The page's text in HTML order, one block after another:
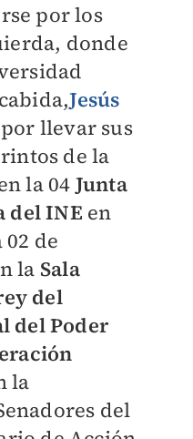
por los
donde
Jesús
llevar sus
de la
la 04 Junta
del INE en
de
la Sala
del
del Poder
la
del